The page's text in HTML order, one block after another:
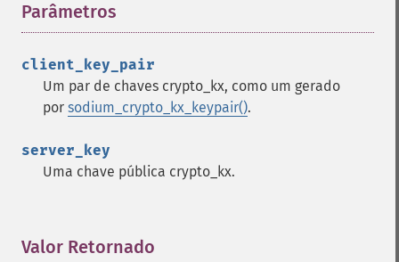
Parâmetros
client_key_pair
Um par de chaves crypto_kx, como um gerado
por sodium_crypto_kx_keypair().
server_key
Uma chave pública crypto_kx.
Valor Retornado